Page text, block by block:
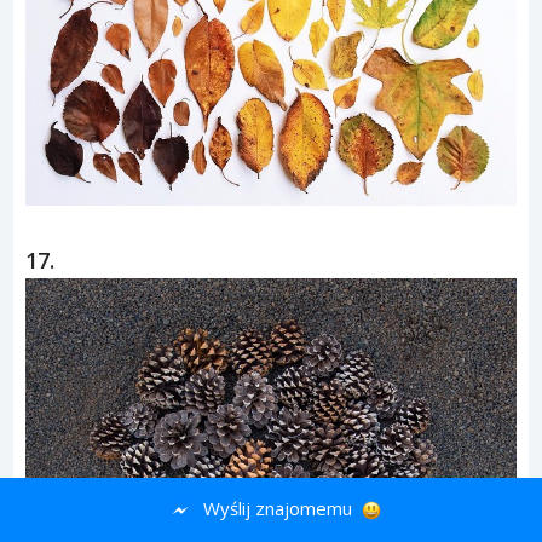
17.
Wyślij znajomemu